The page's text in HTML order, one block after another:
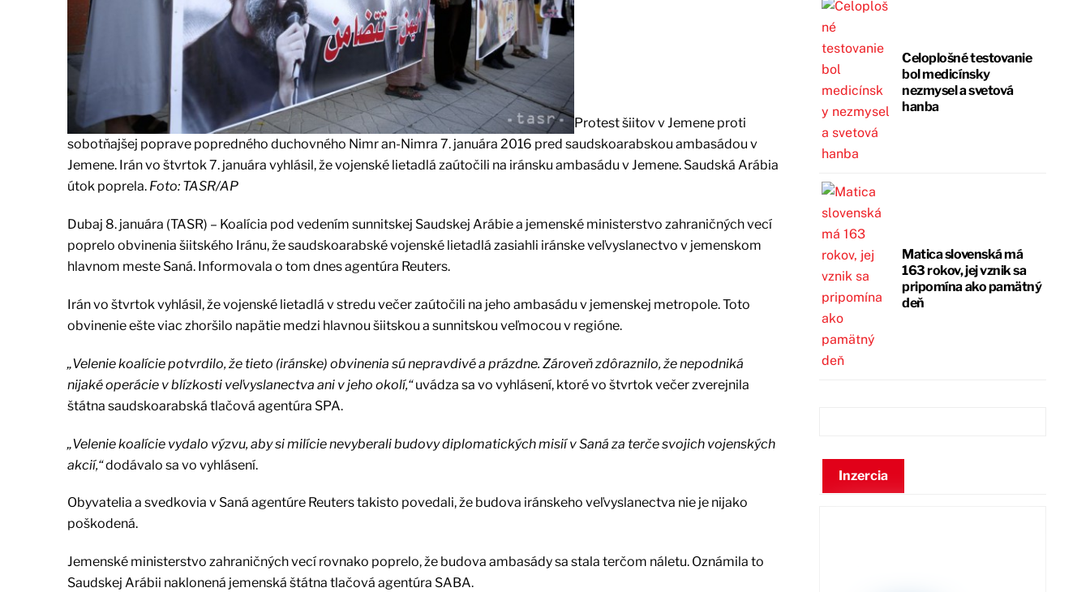
Protest šiitov v Jemene proti
sobotňajšej poprave popredného duchovného Nimr an-Nimra 7. januára 2016 pred saudskoarabskou ambasádou v
Jemene. Irán vo štvrtok 7. januára vyhlásil, že vojenské lietadlá zaútočili na iránsku ambasádu v Jemene. Saudská Arábia
útok poprela. Foto: TASR/AP
Dubaj 8. januára (TASR) – Koalícia pod vedením sunnitskej Saudskej Arábie a jemenské ministerstvo zahraničných vecí
poprelo obvinenia šiitského Iránu, že saudskoarabské vojenské lietadlá zasiahli iránske veľvyslanectvo v jemenskom
hlavnom meste Saná. Informovala o tom dnes agentúra Reuters.
Irán vo štvrtok vyhlásil, že vojenské lietadlá v stredu večer zaútočili na jeho ambasádu v jemenskej metropole. Toto
obvinenie ešte viac zhoršilo napätie medzi hlavnou šiitskou a sunnitskou veľmocou v regióne.
„Velenie koalície potvrdilo, že tieto (iránske) obvinenia sú nepravdivé a prázdne. Zároveň zdôraznilo, že nepodniká
nijaké operácie v blízkosti veľvyslanectva ani v jeho okolí,“uvádza sa vo vyhlásení, ktoré vo štvrtok večer zverejnila
štátna saudskoarabská tlačová agentúra SPA.
„Velenie koalície vydalo výzvu, aby si milície nevyberali budovy diplomatických misií v Saná za terče svojich vojenských
akcií,“dodávalo sa vo vyhlásení.
Obyvatelia a svedkovia v Saná agentúre Reuters takisto povedali, že budova iránskeho veľvyslanectva nie je nijako
poškodená.
Jemenské ministerstvo zahraničných vecí rovnako poprelo, že budova ambasády sa stala terčom náletu. Oznámila to
Saudskej Arábii naklonená jemenská štátna tlačová agentúra SABA.
Celoplošné testovanie
bol medicínsky
nezmysel a svetová
hanba
Matica slovenská má
163 rokov, jej vznik sa
pripomína ako pamätný
deň
Inzercia